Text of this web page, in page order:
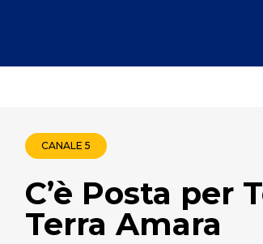
CANALE 5
C’è Posta per
Terra Amara